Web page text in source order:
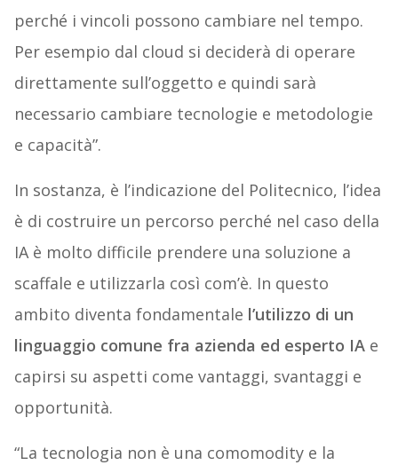
perché i vincoli possono cambiare nel tempo.
Per esempio dal cloud si deciderà di operare
direttamente sull’oggetto e quindi sarà
necessario cambiare tecnologie e metodologie
e capacità”.
In sostanza, è l’indicazione del Politecnico, l’idea
è di costruire un percorso perché nel caso della
IA è molto difficile prendere una soluzione a
scaffale e utilizzarla così com’è. In questo
ambito diventa fondamentale l’utilizzo di un
linguaggio comune fra azienda ed esperto IAe
capirsi su aspetti come vantaggi, svantaggi e
opportunità.
“La tecnologia non è una comomodity e la